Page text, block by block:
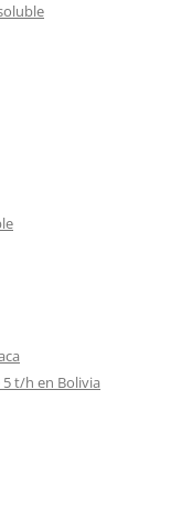
t/h en Bolivia